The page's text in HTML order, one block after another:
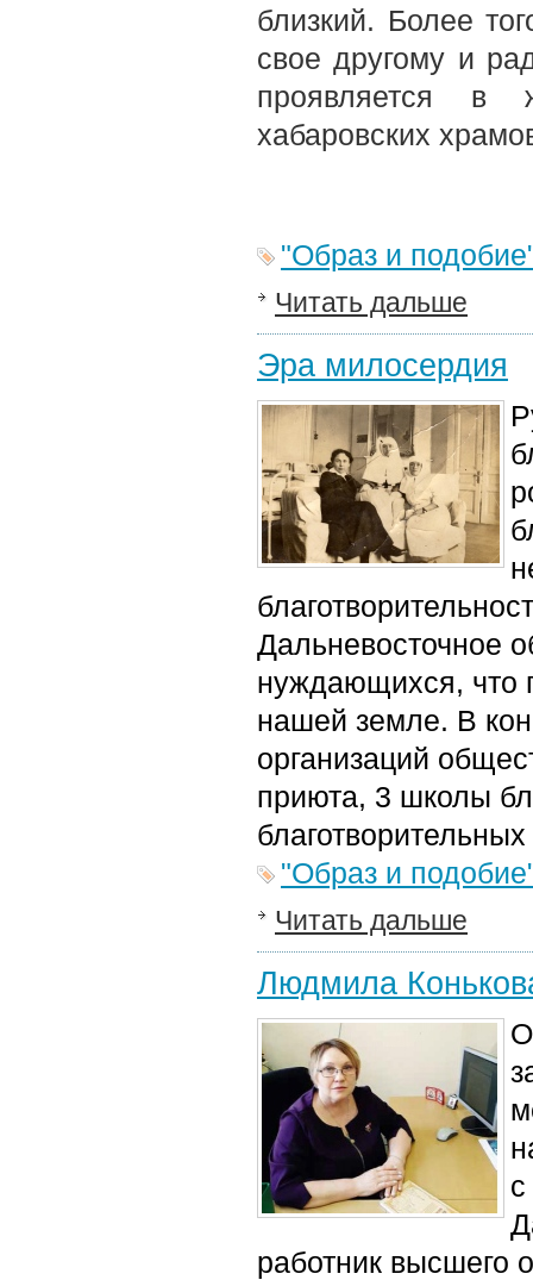
близкий. Более
свое другому и
проявляется в
хабаровских
"Образ и
Читать дальше
Эра милосердия
Дальневосточное
нуждающихся, что
нашей земле. В
организаций
приюта, 3 школы
"Образ и
Читать дальше
Людмила
работник высшего